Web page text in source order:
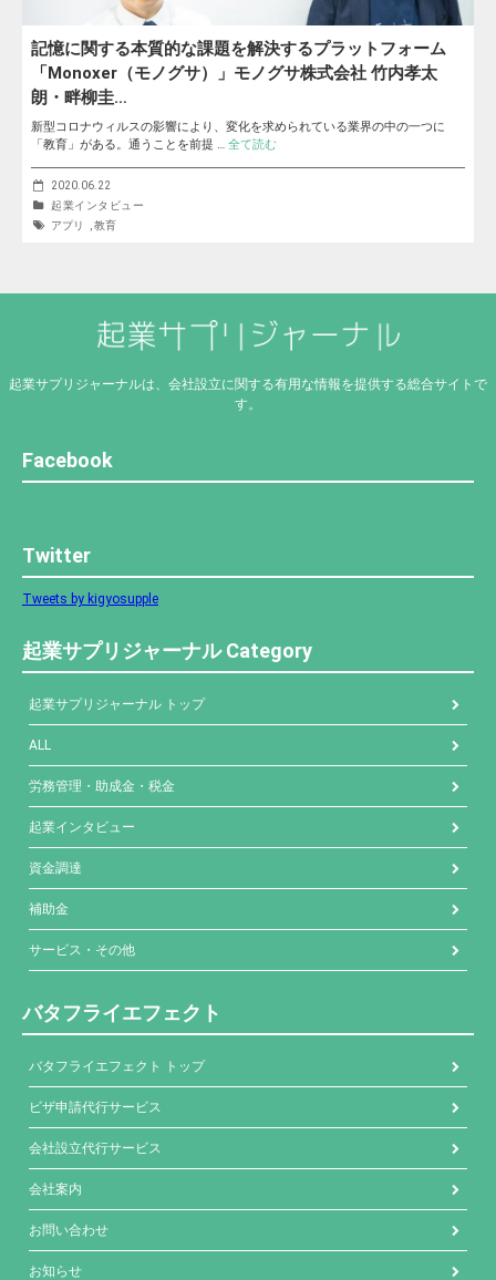
記憶に関する本質的な課題を解決するプラットフォーム
「Monoxer（モノグサ）」モノグサ株式会社 竹内孝太
朗・畔柳圭…
新型コロナウィルスの影響により、変化を求められている業界の中の一つに
「教育」がある。通うことを前提 … 全て読む
2020.06.22
起業インタビュー
アプリ
教育
起業サプリジャーナルは、会社設立に関する有用な情報を提供する総合サイトで
す。
Facebook
Twitter
Tweets by kigyosupple
起業サプリジャーナル Category
起業サプリジャーナル トップ
ALL
労務管理・助成金・税金
起業インタビュー
資金調達
補助金
サービス・その他
バタフライエフェクト
バタフライエフェクト トップ
ビザ申請代行サービス
会社設立代行サービス
会社案内
お問い合わせ
お知らせ